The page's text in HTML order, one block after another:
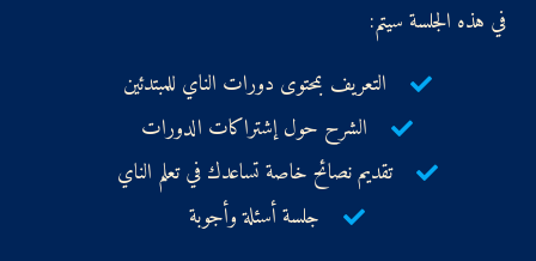
في هذه الجلسة سيتم:
التعريف بمحتوى دورات الناي للمبتدئين
الشرح حول إشتراكات الدورات
تقديم نصائح خاصة تساعدك في تعلم الناي
جلسة أسئلة وأجوبة